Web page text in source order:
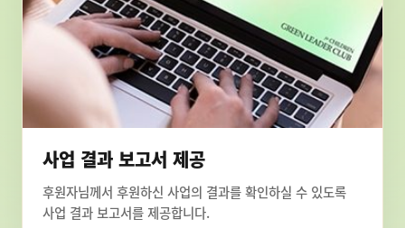
사업 결과 보고서 제공
후원자님께서 후원하신 사업의 결과를 확인하실 수 있도록
사업 결과 보고서를 제공합니다.